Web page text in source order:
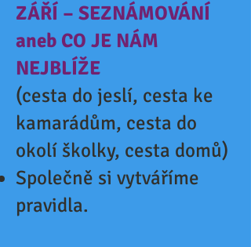
ZÁŘÍ – SEZNÁMOVÁNÍ
aneb CO JE NÁM
NEJBLÍŽE
(cesta do jeslí, cesta ke
kamarádům, cesta do
okolí školky, cesta domů)
Společně si vytváříme
pravidla.